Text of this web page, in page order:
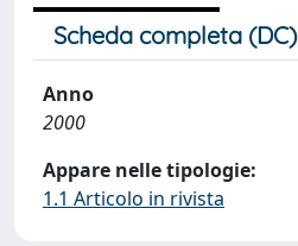
Scheda completa (DC)
Anno
2000
Appare nelle tipologie:
1.1 Articolo in rivista